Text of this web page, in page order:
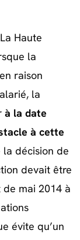
La Haute
la
raison
la
à la date
à cette
décision de
devait être
mai 2014 à
évite qu’un